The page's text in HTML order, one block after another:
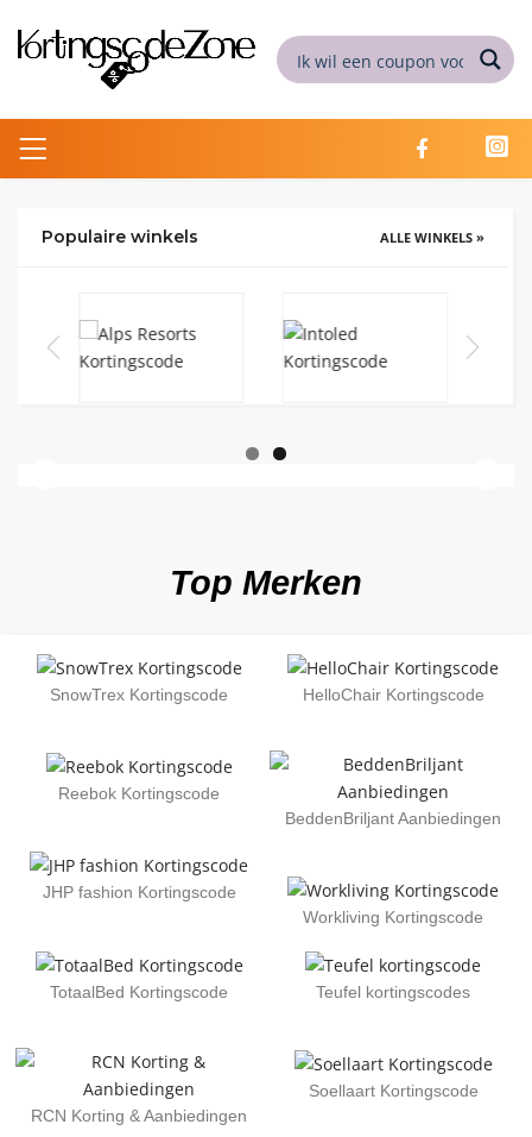
Populaire winkels ALLE WINKELS »
Top Merken
SnowTrex Kortingscode
Reebok Kortingscode
JHP fashion Kortingscode
HelloChair Kortingscode
BeddenBriljant Aanbiedingen
Workliving Kortingscode
TotaalBed Kortingscode
RCN Korting & Aanbiedingen
Teufel kortingscodes
Soellaart Kortingscode